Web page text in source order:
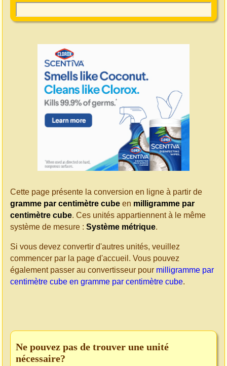
Cette page présente la conversion en ligne à partir de
gramme par centimètre cube en milligramme par
centimètre cube. Ces unités appartiennent à le même
système de mesure : Système métrique.
Si vous devez convertir d'autres unités, veuillez
commencer par la page d'accueil. Vous pouvez
également passer au convertisseur pour milligramme par
centimètre cube en gramme par centimètre cube.
Ne pouvez pas de trouver une unité
nécessaire?